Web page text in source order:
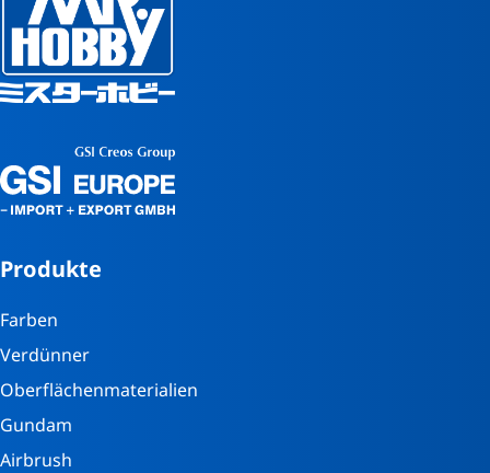
Produkte
Farben
Verdünner
Oberflächenmaterialien
Gundam
Airbrush